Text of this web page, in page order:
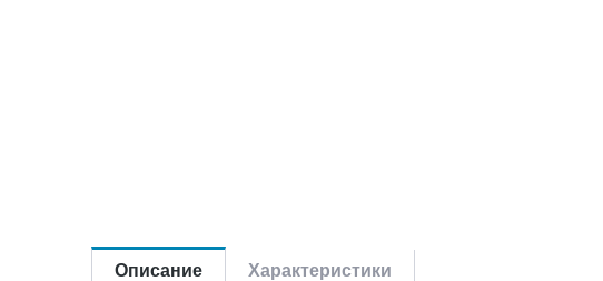
Описание Характеристики